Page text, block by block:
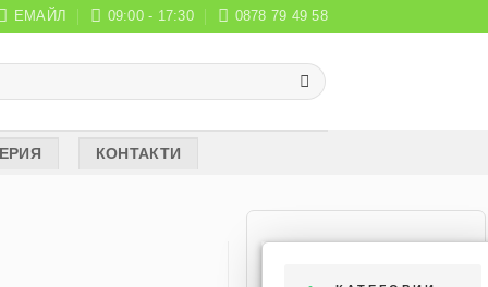
ЕМАЙЛ 09:00 - 17:30 0878 79 49 58
КОНТАКТИ